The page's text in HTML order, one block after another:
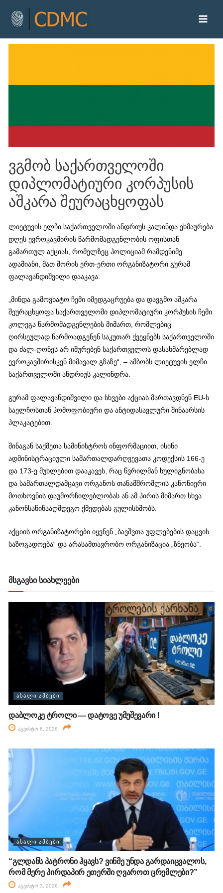
ვგმობ საქართველოში
დიპლომატიური კორპუსის
აშკარა შეურაცხყოფას
ლიეტუვის ელჩი საქართველოში ანდრიუს კალინდა ეხმაურება
დღეს ევროკავშირის წარმომადგენლობის ოფისთან
გამართულ აქციას, რომელზეც პოლიციამ რამდენიმე
ადამიანი, მათ შორის ერთ-ერთი ორგანიზატორი გურამ
ფალავანდიშვილი დააკავა:
„მინდა გამოვხატო ჩემი იმედგაცრუება და დავგმო აშკარა
შეურაცხყოფა საქართველოში დიპლომატიური კორპუსის ჩემი
კოლეგა წარმომადგენლების მიმართ, რომლებიც
ღირსეულად წარმოადგენენ საკუთარ ქვეყნებს საქართველოში
და ძალ-ღონეს არ იშურებენ საქართველოს დასახმარებლად
ევროკავშირისკენ მიმავალ გზაზე“, – ამბობს ლიეტუვის ელჩი
საქართველოში ანდრიუს კალინდრა.
გურამ ფალავანდიშვილი და სხვები აქციას მართავდნენ EU-ს
საელჩოსთან ჰომოფობიური და ანტიდასავლური შინაარსის
პლაკატებით.
შინაგან საქმეთა სამინისტროს ინფორმაციით, ისინი
ადმინისტრაციული სამართალდარღვევათა კოდექსის 166-ე
და 173-ე მუხლებით დააკავეს, რაც წვრილმან ხულიგნობასა
და სამართალდამცავი ორგანოს თანამშრომლის კანონიერი
მოთხოვნის დაუმორჩილებლობას ან ამ პირის მიმართ სხვა
კანონსაწინააღმდეგო ქმედებას გულისხმობს.
აქციის ორგანიზატორები იყვნენ „ბავშვთა უფლებების დაცვის
საზოგადოება“ და არასამთავრობო ორგანიზაცია „ზნეობა“.
მსგავსი სიახლეები
ᲐᲮᲐᲚᲘ ᲐᲛᲑᲔᲑᲘ
დაბლოკე ტროლი — დატოვე უმუშევარი !
აგვისტო 6, 2026
ᲐᲮᲐᲚᲘ ᲐᲛᲑᲔᲑᲘ
“გლდანს პატრონი ჰყავს? ვინმე უნდა გარდაიცვალოს,
რომ მერე პირდაპირ ეთერში ღვაროთ ცრემლები?”
აგვისტო 3, 2026